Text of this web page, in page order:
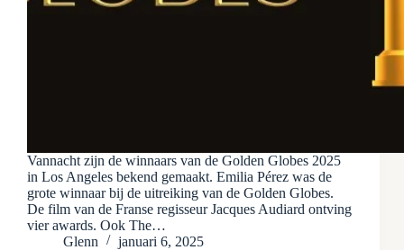
Vannacht zijn de winnaars van de Golden Globes 2025
in Los Angeles bekend gemaakt. Emilia Pérez was de
grote winnaar bij de uitreiking van de Golden Globes.
De film van de Franse regisseur Jacques Audiard ontving
vier awards. Ook The…
Glenn
januari 6, 2025